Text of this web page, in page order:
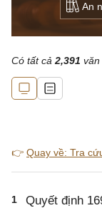
Có tất cả 2,391 văn
👉 Quay về: Tra
1
Quyết định